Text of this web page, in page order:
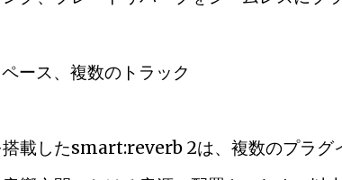
ース、複数のトラック
載したsmart:reverb 2は、複数のプラグ